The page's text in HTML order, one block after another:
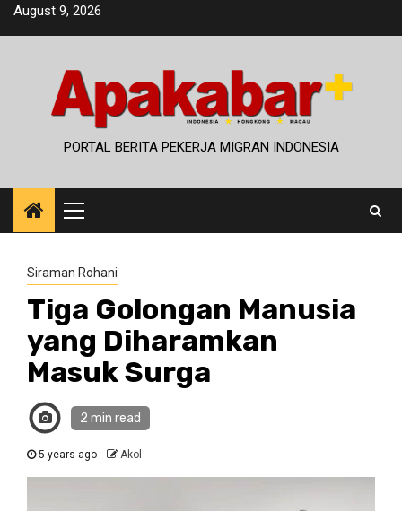
SkipAugust 9, 2026
PORTAL BERITA PEKERJA MIGRAN INDONESIA
Primary
Menu
Siraman Rohani
Tiga Golongan Manusia
yang Diharamkan
Masuk Surga
2 min read
5 years ago Akol